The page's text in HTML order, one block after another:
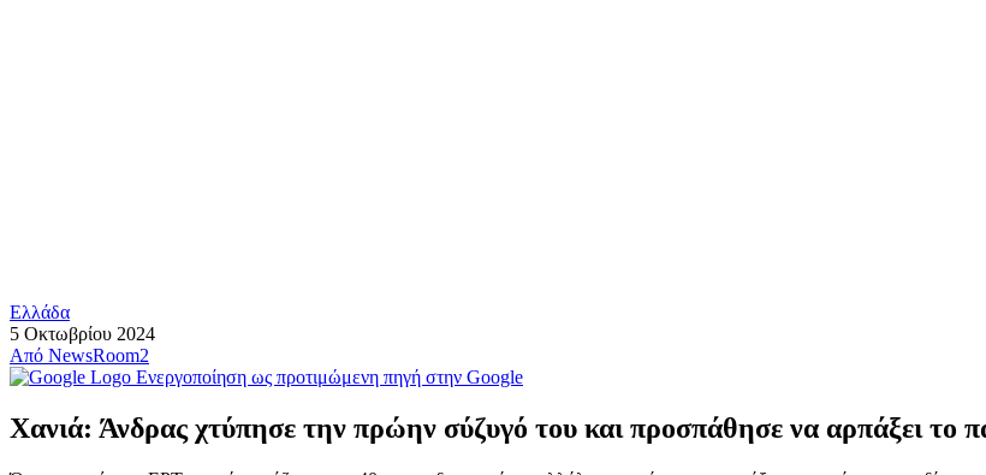
Ελλάδα
5 Οκτωβρίου 2024
Από NewsRoom2
Ενεργοποίηση ως προτιμώμενη πηγή στην Google
Χανιά: Άνδρας χτύπησε την πρώην σύζυγό του και προσπάθησε να αρπάξει το